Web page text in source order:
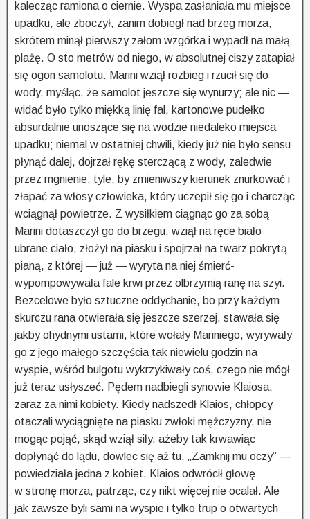
kalecząc ramiona o ciernie. Wyspa zasłaniała mu miejsce
upadku, ale zboczył, zanim dobiegł nad brzeg morza,
skrótem minął pierwszy załom wzgórka i wypadł na małą
plażę. O sto metrów od niego, w absolutnej ciszy zatapiał
się ogon samolotu. Marini wziął rozbieg i rzucił się do
wody, myśląc, że samolot jeszcze się wynurzy; ale nic —
widać było tylko miękką linię fal, kartonowe pudełko
absurdalnie unoszące się na wodzie niedaleko miejsca
upadku; niemal w ostatniej chwili, kiedy już nie było sensu
płynąć dalej, dojrzał rękę sterczącą z wody, zaledwie
przez mgnienie, tyle, by zmieniwszy kierunek znurkować i
złapać za włosy człowieka, który uczepił się go i charcząc
wciągnął powietrze. Z wysiłkiem ciągnąc go za sobą
Marini dotaszczył go do brzegu, wziął na ręce biało
ubrane ciało, złożył na piasku i spojrzał na twarz pokrytą
pianą, z której — już — wyryta na niej śmierć-
wypompowywała fale krwi przez olbrzymią ranę na szyi.
Bezcelowe było sztuczne oddychanie, bo przy każdym
skurczu rana otwierała się jeszcze szerzej, stawała się
jakby ohydnymi ustami, które wołały Mariniego, wyrywały
go z jego małego szczęścia tak niewielu godzin na
wyspie, wśród bulgotu wykrzykiwały coś, czego nie mógł
już teraz usłyszeć. Pędem nadbiegli synowie Klaiosa,
zaraz za nimi kobiety. Kiedy nadszedł Klaios, chłopcy
otaczali wyciągnięte na piasku zwłoki mężczyzny, nie
mogąc pojąć, skąd wziął siły, ażeby tak krwawiąc
dopłynąć do lądu, dowlec się aż tu. „Zamknij mu oczy” —
powiedziała jedna z kobiet. Klaios odwrócił głowę
w stronę morza, patrząc, czy nikt więcej nie ocalał. Ale
jak zawsze byli sami na wyspie i tylko trup o otwartych